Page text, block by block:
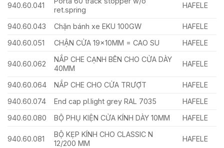
940.60.041
ret.spring
HAFELE
940.60.043 Chặn bánh xe EKU 100GW
HAFELE
940.60.051
CHẬN CỬA 19x10MM = CAO SU HAFELE
940.60.062
NẮP CHE CẠNH BÊN CHO CỬA DÀY
40MM
HAFELE
940.60.064 NẮP CHE CHO CỬA TRƯỢT
HAFELE
940.60.074
End cap pl.light grey RAL 7035
HAFELE
940.60.080
BỘ PHỤ KIỆN CỬA KÍNH DÀY 10MM HAFELE
940.60.081
BỘ KẸP KÍNH CHO CLASSIC N
12/200 MM
HAFELE